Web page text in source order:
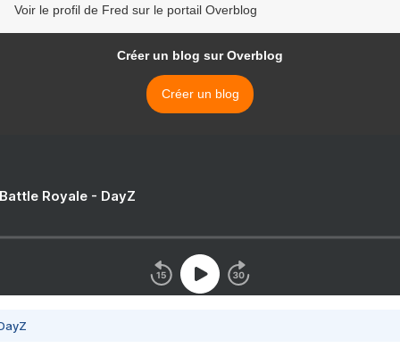
Voir le profil de Fred sur le portail Overblog
Créer un blog sur Overblog
Créer un blog
Royale - DayZ